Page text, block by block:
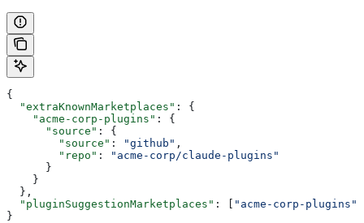
{
  "extraKnownMarketplaces"
: {
    "acme-corp-plugins"
: {
      "source"
: {
        "source"
: "github" ,
        "repo"
:
"acme-corp/claude-plugins"
      }
    }
  },
  "pluginSuggestionMarketplaces"
: [ "acme-corp-plugins"
}